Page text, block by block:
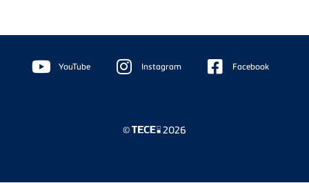
Floating
Sidebar YouTube Instagram Facebook
© 2026